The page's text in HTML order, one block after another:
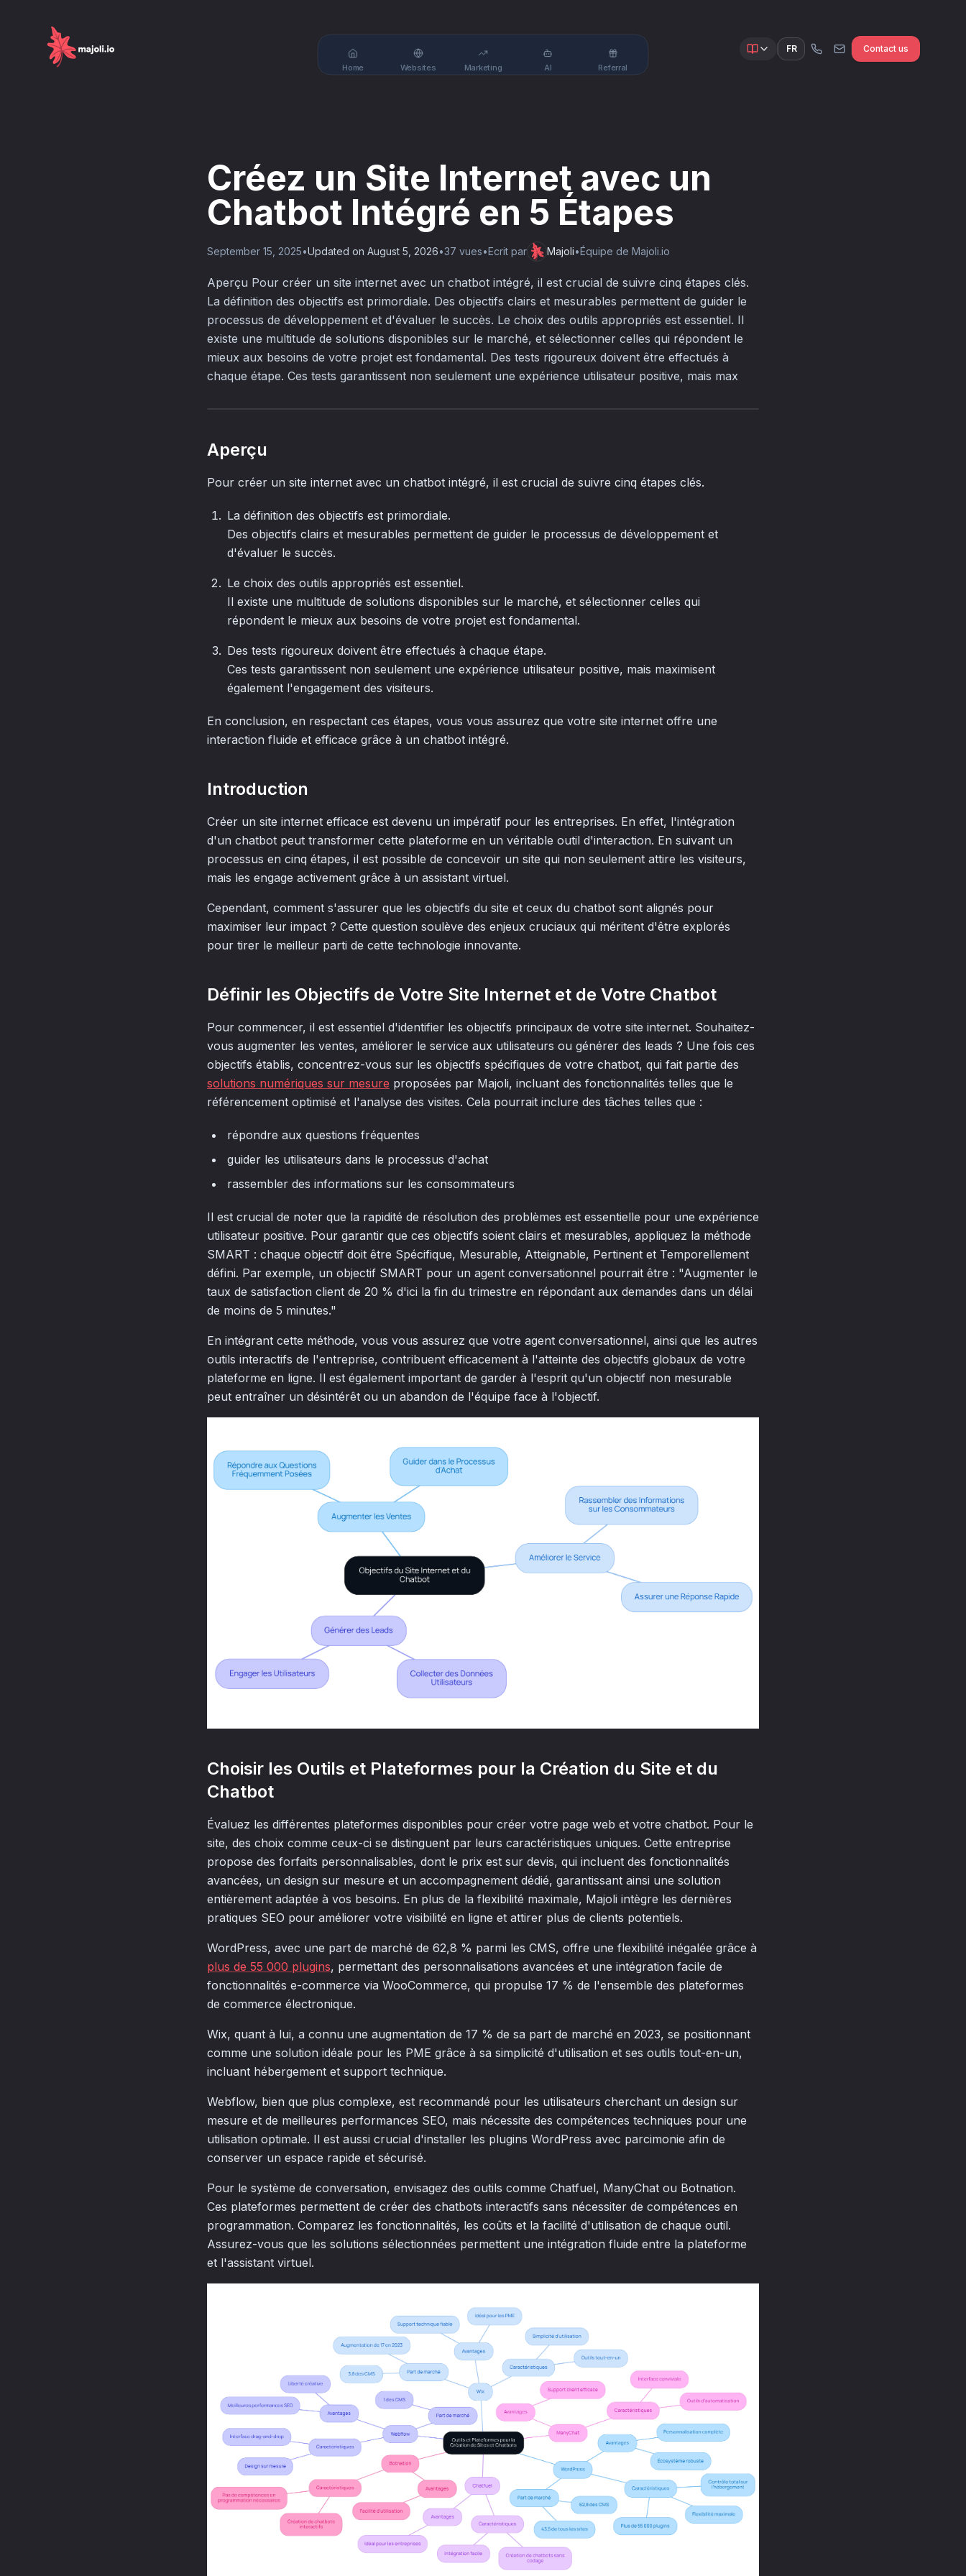
Home Websites Marketing AI Referral
FR Contact us
Créez un Site Internet avec un
Chatbot Intégré en 5 Étapes
September 15, 2025•Updated on August 5, 2026•37 vues•Ecrit par Majoli•Équipe de Majoli.io
Aperçu Pour créer un site internet avec un chatbot intégré, il est crucial de suivre cinq étapes clés.
La définition des objectifs est primordiale. Des objectifs clairs et mesurables permettent de guider le
processus de développement et d'évaluer le succès. Le choix des outils appropriés est essentiel. Il
existe une multitude de solutions disponibles sur le marché, et sélectionner celles qui répondent le
mieux aux besoins de votre projet est fondamental. Des tests rigoureux doivent être effectués à
chaque étape. Ces tests garantissent non seulement une expérience utilisateur positive, mais max
Aperçu
Pour créer un site internet avec un chatbot intégré, il est crucial de suivre cinq étapes clés.
La définition des objectifs est primordiale.
Des objectifs clairs et mesurables permettent de guider le processus de développement et
d'évaluer le succès.
Le choix des outils appropriés est essentiel.
Il existe une multitude de solutions disponibles sur le marché, et sélectionner celles qui
répondent le mieux aux besoins de votre projet est fondamental.
Des tests rigoureux doivent être effectués à chaque étape.
Ces tests garantissent non seulement une expérience utilisateur positive, mais maximisent
également l'engagement des visiteurs.
En conclusion, en respectant ces étapes, vous vous assurez que votre site internet offre une
interaction fluide et efficace grâce à un chatbot intégré.
Introduction
Créer un site internet efficace est devenu un impératif pour les entreprises. En effet, l'intégration
d'un chatbot peut transformer cette plateforme en un véritable outil d'interaction. En suivant un
processus en cinq étapes, il est possible de concevoir un site qui non seulement attire les visiteurs,
mais les engage activement grâce à un assistant virtuel.
Cependant, comment s'assurer que les objectifs du site et ceux du chatbot sont alignés pour
maximiser leur impact ? Cette question soulève des enjeux cruciaux qui méritent d'être explorés
pour tirer le meilleur parti de cette technologie innovante.
Définir les Objectifs de Votre Site Internet et de Votre Chatbot
Pour commencer, il est essentiel d'identifier les objectifs principaux de votre site internet. Souhaitez-
vous augmenter les ventes, améliorer le service aux utilisateurs ou générer des leads ? Une fois ces
objectifs établis, concentrez-vous sur les objectifs spécifiques de votre chatbot, qui fait partie des
solutions numériques sur mesure proposées par Majoli, incluant des fonctionnalités telles que le
référencement optimisé et l'analyse des visites. Cela pourrait inclure des tâches telles que :
répondre aux questions fréquentes
guider les utilisateurs dans le processus d'achat
rassembler des informations sur les consommateurs
Il est crucial de noter que la rapidité de résolution des problèmes est essentielle pour une expérience
utilisateur positive. Pour garantir que ces objectifs soient clairs et mesurables, appliquez la méthode
SMART : chaque objectif doit être Spécifique, Mesurable, Atteignable, Pertinent et Temporellement
défini. Par exemple, un objectif SMART pour un agent conversationnel pourrait être : "Augmenter le
taux de satisfaction client de 20 % d'ici la fin du trimestre en répondant aux demandes dans un délai
de moins de 5 minutes."
En intégrant cette méthode, vous vous assurez que votre agent conversationnel, ainsi que les autres
outils interactifs de l'entreprise, contribuent efficacement à l'atteinte des objectifs globaux de votre
plateforme en ligne. Il est également important de garder à l'esprit qu'un objectif non mesurable
peut entraîner un désintérêt ou un abandon de l'équipe face à l'objectif.
Choisir les Outils et Plateformes pour la Création du Site et du
Chatbot
Évaluez les différentes plateformes disponibles pour créer votre page web et votre chatbot. Pour le
site, des choix comme ceux-ci se distinguent par leurs caractéristiques uniques. Cette entreprise
propose des forfaits personnalisables, dont le prix est sur devis, qui incluent des fonctionnalités
avancées, un design sur mesure et un accompagnement dédié, garantissant ainsi une solution
entièrement adaptée à vos besoins. En plus de la flexibilité maximale, Majoli intègre les dernières
pratiques SEO pour améliorer votre visibilité en ligne et attirer plus de clients potentiels.
WordPress, avec une part de marché de 62,8 % parmi les CMS, offre une flexibilité inégalée grâce à
plus de 55 000 plugins, permettant des personnalisations avancées et une intégration facile de
fonctionnalités e-commerce via WooCommerce, qui propulse 17 % de l'ensemble des plateformes
de commerce électronique.
Wix, quant à lui, a connu une augmentation de 17 % de sa part de marché en 2023, se positionnant
comme une solution idéale pour les PME grâce à sa simplicité d'utilisation et ses outils tout-en-un,
incluant hébergement et support technique.
Webflow, bien que plus complexe, est recommandé pour les utilisateurs cherchant un design sur
mesure et de meilleures performances SEO, mais nécessite des compétences techniques pour une
utilisation optimale. Il est aussi crucial d'installer les plugins WordPress avec parcimonie afin de
conserver un espace rapide et sécurisé.
Pour le système de conversation, envisagez des outils comme Chatfuel, ManyChat ou Botnation.
Ces plateformes permettent de créer des chatbots interactifs sans nécessiter de compétences en
programmation. Comparez les fonctionnalités, les coûts et la facilité d'utilisation de chaque outil.
Assurez-vous que les solutions sélectionnées permettent une intégration fluide entre la plateforme
et l'assistant virtuel.